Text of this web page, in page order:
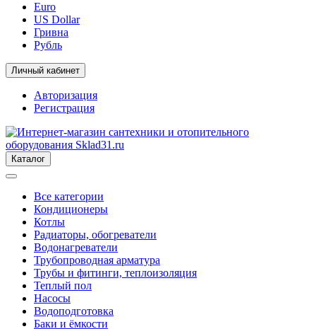
Euro
US Dollar
Гривна
Рубль
Личный кабинет
Авторизация
Регистрация
Каталог
Все категории
Кондиционеры
Котлы
Радиаторы, обогреватели
Водонагреватели
Трубопроводная арматура
Трубы и фитинги, теплоизоляция
Теплый пол
Насосы
Водоподготовка
Баки и ёмкости